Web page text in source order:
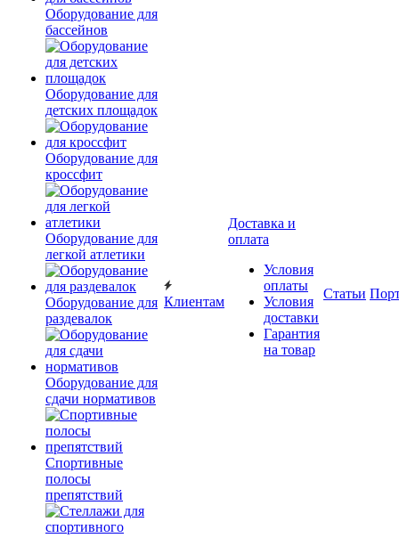
Оборудование для
бассейнов
Оборудование для
детских площадок
Оборудование для
кроссфит
Оборудование для
легкой атлетики
Оборудование для
раздевалок
Оборудование для
сдачи нормативов
Спортивные
полосы
препятствий
Клиентам
Доставка и
оплата
Условия
оплаты
Условия
доставки
Гарантия
на товар
Статьи